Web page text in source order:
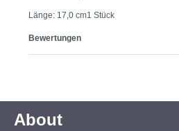
Länge: 17,0 cm1 Stück
Bewertungen
About